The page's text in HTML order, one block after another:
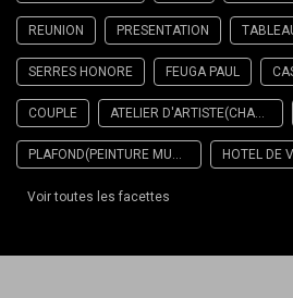
REUNION PRESENTATION
SERRES HONORE FEUGA PAUL
COUPLE ATELIER D'ARTISTE(CHANTIER)
PLAFOND(PEINTURE MURALE) HOTEL DE
Voir toutes les facettes